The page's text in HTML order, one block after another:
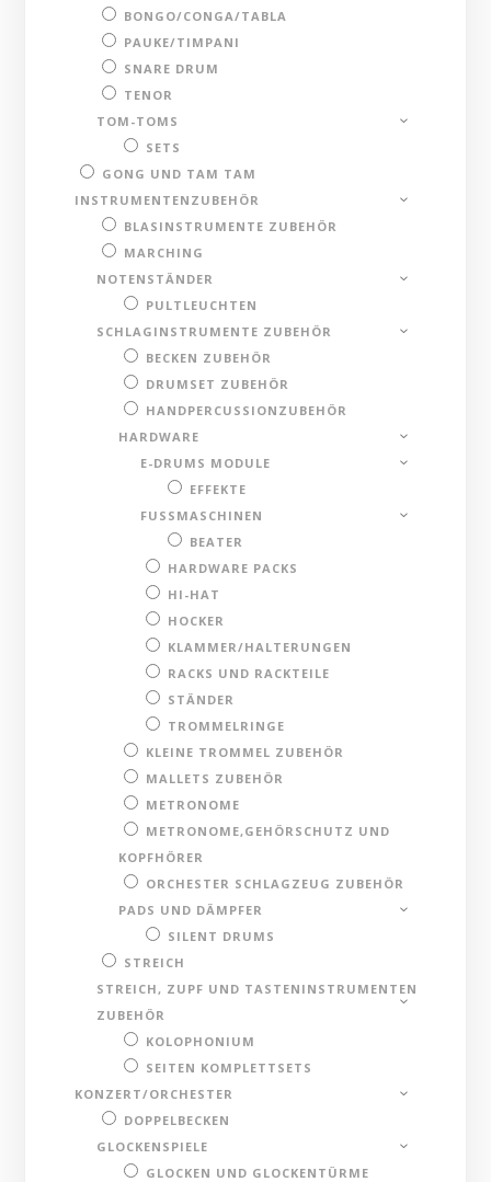
BONGO/CONGA/TABLA
PAUKE/TIMPANI
SNARE DRUM
TENOR
TOM-TOMS
SETS
GONG UND TAM TAM
INSTRUMENTENZUBEHÖR
BLASINSTRUMENTE ZUBEHÖR
MARCHING
NOTENSTÄNDER
PULTLEUCHTEN
SCHLAGINSTRUMENTE ZUBEHÖR
BECKEN ZUBEHÖR
DRUMSET ZUBEHÖR
HANDPERCUSSIONZUBEHÖR
HARDWARE
E-DRUMS MODULE
EFFEKTE
FUSSMASCHINEN
BEATER
HARDWARE PACKS
HI-HAT
HOCKER
KLAMMER/HALTERUNGEN
RACKS UND RACKTEILE
STÄNDER
TROMMELRINGE
KLEINE TROMMEL ZUBEHÖR
MALLETS ZUBEHÖR
METRONOME
METRONOME,GEHÖRSCHUTZ UND
KOPFHÖRER
ORCHESTER SCHLAGZEUG ZUBEHÖR
PADS UND DÄMPFER
SILENT DRUMS
STREICH
STREICH, ZUPF UND TASTENINSTRUMENTEN
ZUBEHÖR
KOLOPHONIUM
SEITEN KOMPLETTSETS
KONZERT/ORCHESTER
DOPPELBECKEN
GLOCKENSPIELE
GLOCKEN UND GLOCKENTÜRME